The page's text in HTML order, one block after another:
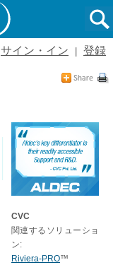
サイン・イン 登録
CVC
関連するソリューショ
ン:
Riviera-PRO™